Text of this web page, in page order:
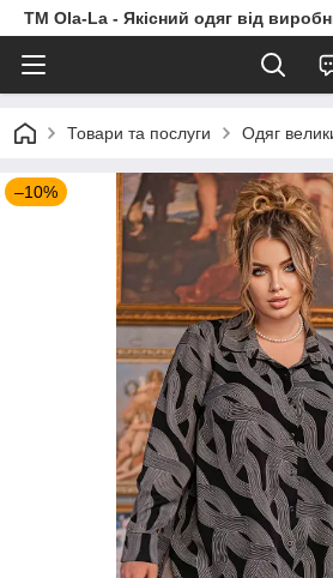
TM Ola-La - Якісний одяг від
Товари та послуги Одяг
–10%